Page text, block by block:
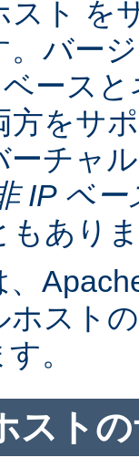
スト を
バー
ース
方をサ
ーチャ
IP ベー
もあり
ホスト
。
スト